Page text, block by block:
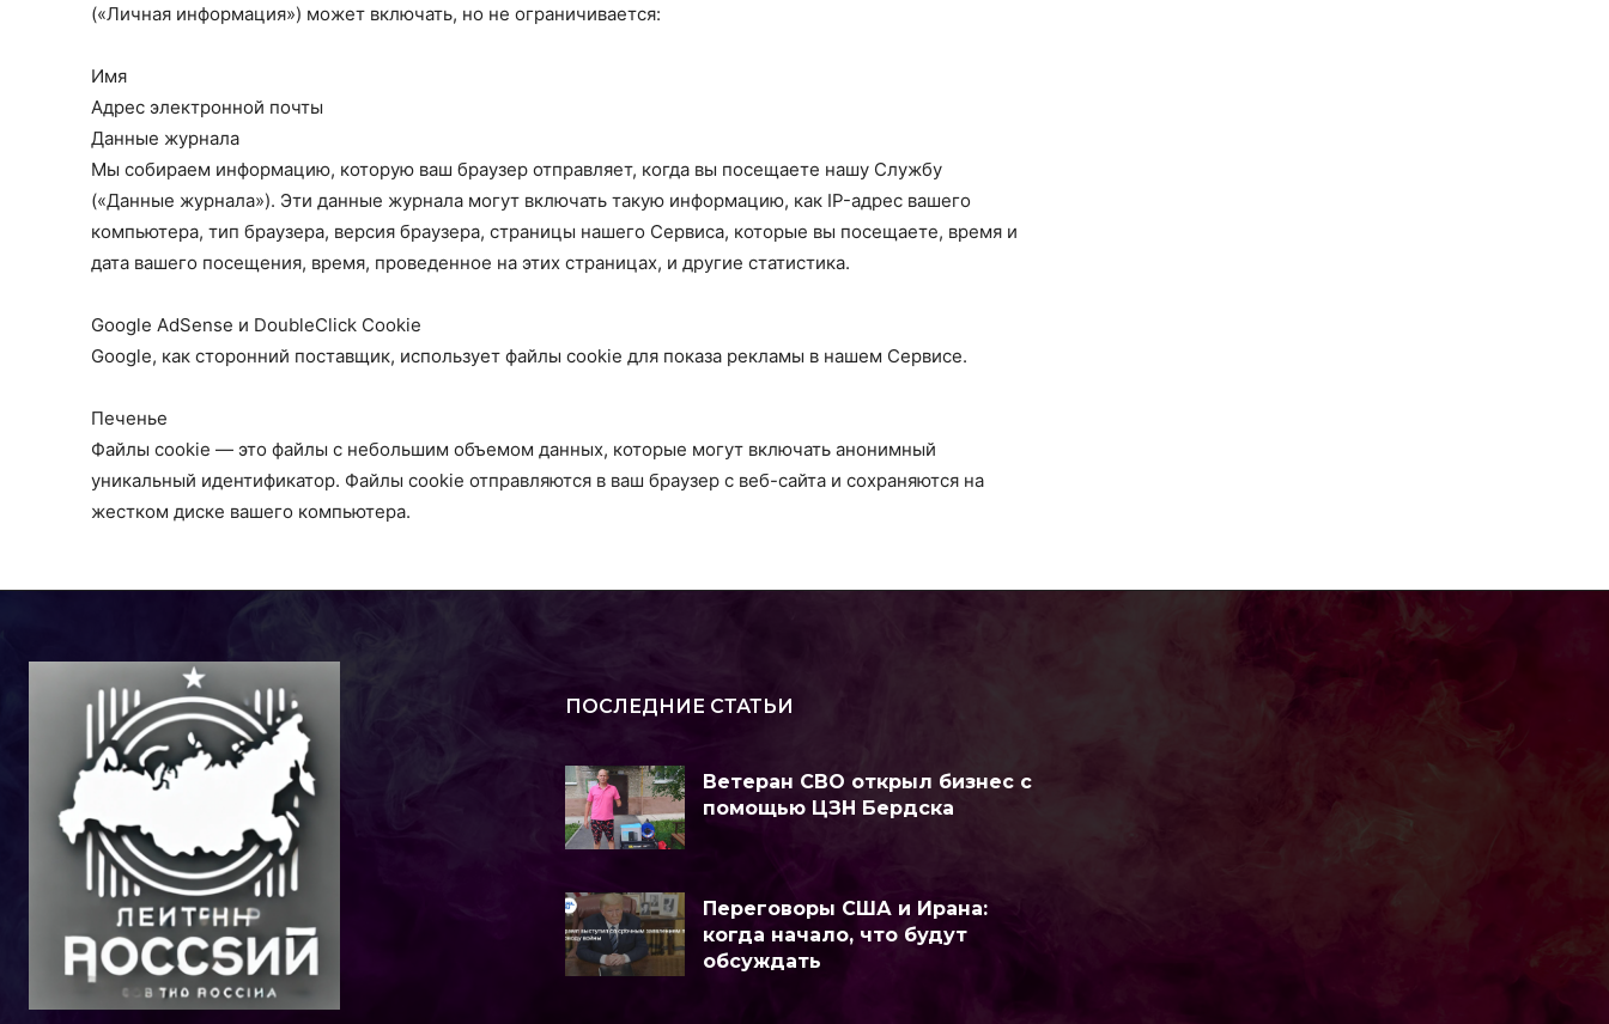
(«Личная информация») может включать, но не ограничивается:
Имя
Адрес электронной почты
Данные журнала
Мы собираем информацию, которую ваш браузер отправляет, когда вы посещаете нашу Службу
(«Данные журнала»). Эти данные журнала могут включать такую ​​информацию, как IP-адрес вашего
компьютера, тип браузера, версия браузера, страницы нашего Сервиса, которые вы посещаете, время и
дата вашего посещения, время, проведенное на этих страницах, и другие статистика.
Google AdSense и DoubleClick Cookie
Google, как сторонний поставщик, использует файлы cookie для показа рекламы в нашем Сервисе.
Печенье
Файлы cookie — это файлы с небольшим объемом данных, которые могут включать анонимный
уникальный идентификатор. Файлы cookie отправляются в ваш браузер с веб-сайта и сохраняются на
жестком диске вашего компьютера.
ПОСЛЕДНИЕ СТАТЬИ
Ветеран СВО открыл бизнес с
помощью ЦЗН Бердска
Переговоры США и Ирана:
когда начало, что будут
обсуждать